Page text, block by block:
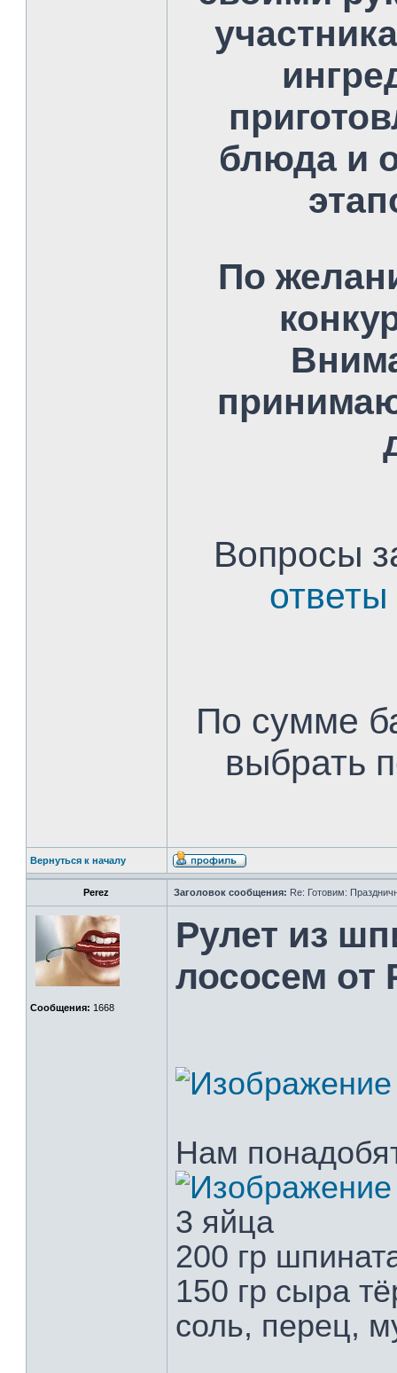
блюда и
По
Вопросы
По сумме
выбрать
Вернуться к началу
Perez Заголовок сообщения: Re: Готовим:
Сообщения: 1668
Рулет из
лососем от
Нам
3 яйца
200 гр
150 гр сыра
соль, перец,